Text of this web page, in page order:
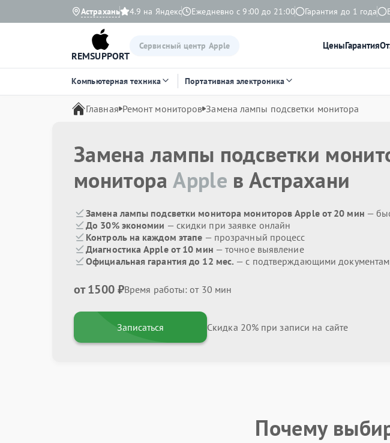
Астрахань 4.9 на Яндекс Ежедневно с 9:00 до 21:00 Гарантия до 1 года
REMSUPPORT
Сервисный центр Apple ЦеныГарантия
Компьютерная техника Портативная электроника
Главная Ремонт мониторов Замена лампы подсветки монитора
Замена лампы подсветки
монитораApple в Астрахани
Замена лампы подсветки монитора мониторов Apple от 20 мин —
До 30% экономии — скидки при заявке онлайн
Контроль на каждом этапе — прозрачный процесс
Диагностика Apple от 10 мин — точное выявление
Официальная гарантия до 12 мес. — с подтверждающими
от 1500 ₽Время работы: от 30 мин
Записаться Скидка 20% при записи на сайте
Почему